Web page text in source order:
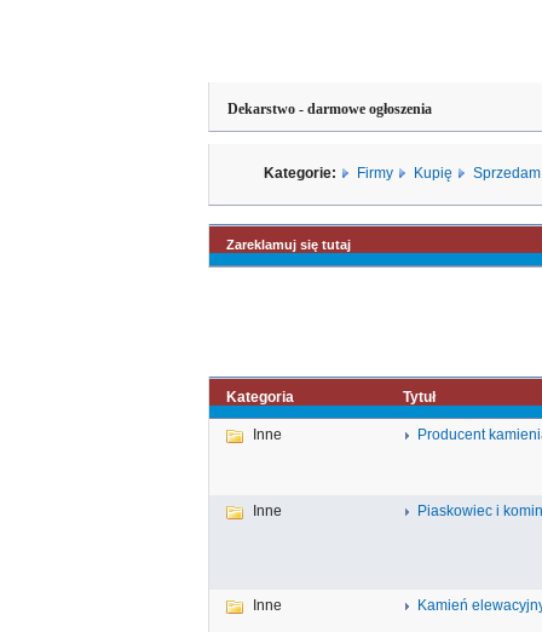
Dekarstwo - darmowe ogłoszenia
Kategorie: Firmy Kupię Sprzedam
Zareklamuj się tutaj
Kategoria Tytuł
Inne Producent
Inne Piaskowiec i
Inne Kamień